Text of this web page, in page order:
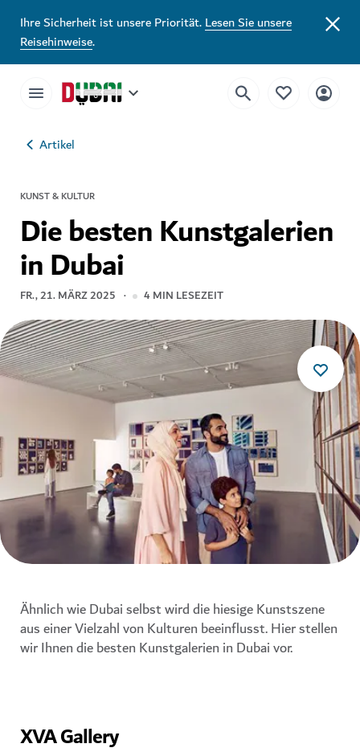
Ihre Sicherheit ist unsere Priorität.Lesen Sie unsere
Reisehinweise.
Artikel
KUNST & KULTUR
Die besten Kunstgalerien
in Dubai
FR., 21. MÄRZ 2025 4MIN LESEZEIT
Ähnlich wie Dubai selbst wird die hiesige Kunstszene
aus einer Vielzahl von Kulturen beeinflusst. Hier stellen
wir Ihnen die besten Kunstgalerien in Dubai vor.
XVA Gallery